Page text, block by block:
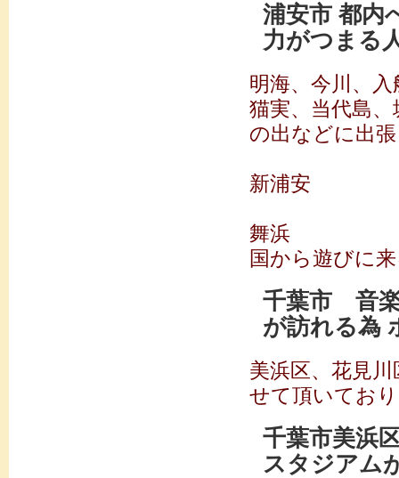
浦安市 都内
力がつまる
明海、今川、
猫実、当代島
の出などに出
新浦安
舞浜 京
国から遊びに
千葉市 音
が訪れる為
美浜区、花見
せて頂いてお
千葉市美浜
スタジアム